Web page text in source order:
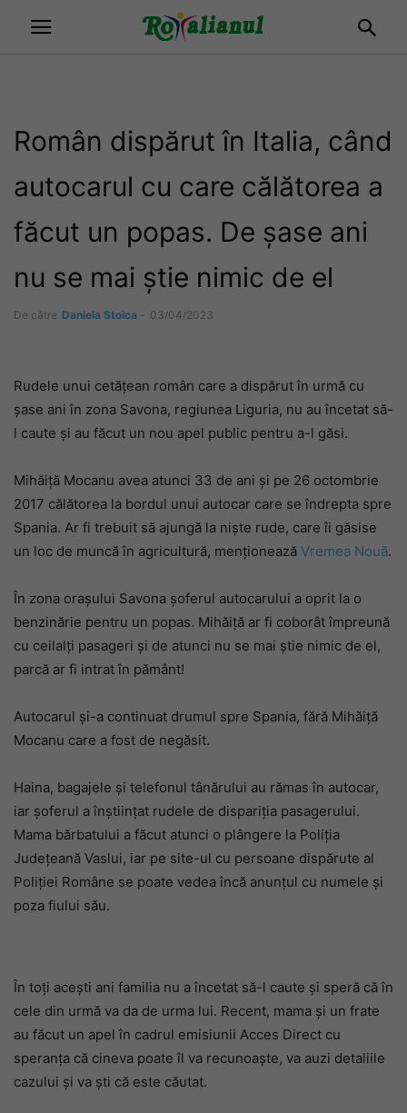
Român dispărut în Italia, când
autocarul cu care călătorea a
făcut un popas. De șase ani
nu se mai știe nimic de el
De către Daniela Stoica - 03/04/2023
Rudele unui cetățean român care a dispărut în urmă cu
șase ani în zona Savona, regiunea Liguria, nu au încetat să-
l caute și au făcut un nou apel public pentru a-l găsi.
Mihăiță Mocanu avea atunci 33 de ani și pe 26 octombrie
2017 călătorea la bordul unui autocar care se îndrepta spre
Spania. Ar fi trebuit să ajungă la niște rude, care îi găsise
un loc de muncă în agricultură, menționează Vremea Nouă.
În zona orașului Savona șoferul autocarului a oprit la o
benzinărie pentru un popas. Mihăiță ar fi coborât împreună
cu ceilalți pasageri și de atunci nu se mai știe nimic de el,
parcă ar fi intrat în pământ!
Autocarul și-a continuat drumul spre Spania, fără Mihăiță
Mocanu care a fost de negăsit.
Haina, bagajele și telefonul tânărului au rămas în autocar,
iar șoferul a înștiințat rudele de dispariția pasagerului.
Mama bărbatului a făcut atunci o plângere la Poliția
Județeană Vaslui, iar pe site-ul cu persoane dispărute al
Poliției Române se poate vedea încă anunțul cu numele și
poza fiului său.
În toți acești ani familia nu a încetat să-l caute și speră că în
cele din urmă va da de urma lui. Recent, mama și un frate
au făcut un apel în cadrul emisiunii Acces Direct cu
speranța că cineva poate îl va recunoaște, va auzi detaliile
cazului și va ști că este căutat.